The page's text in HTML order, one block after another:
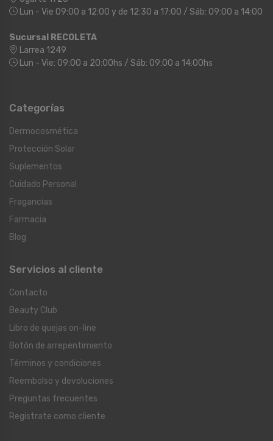
Lun - Vie 09:00 a 12:00 y de 12:30 a 17:00 / Sáb: 09:00 a 14:00
Sucursal RECOLETA
Larrea 1249
Lun - Vie: 09:00 a 20:00hs / Sáb: 09:00 a 14:00hs
Categorías
Dermocosmética
Protección Solar
Suplementos
Cuidado Personal
Fragancias
Farmacia
Blog
Servicios al cliente
Contacto
Beauty Club
Libro de quejas on-line
Botón de arrepentimiento
Términos y condiciones
Reembolso y devoluciones
Preguntas frecuentes
Registrate como cliente